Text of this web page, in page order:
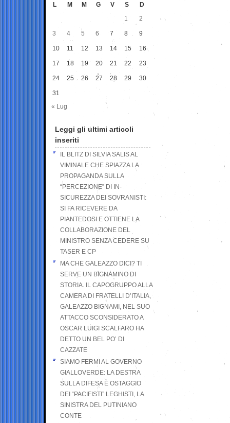
L M M G V S
D
1
2
3 4 5 6 7 8 9
10 11 12 13 14 15 16
17 18 19 20 21 22 23
24 25 26 27 28 29 30
31
« Lug
Leggi gli ultimi articoli
inseriti
IL BLITZ DI SILVIA SALIS AL
VIMINALE CHE SPIAZZA LA
PROPAGANDA SULLA
“PERCEZIONE” DI IN-
SICUREZZA DEI SOVRANISTI:
SI FA RICEVERE DA
PIANTEDOSI E OTTIENE LA
COLLABORAZIONE DEL
MINISTRO SENZA CEDERE SU
TASER E CP
MA CHE GALEAZZO DICI? TI
SERVE UN BIGNAMINO DI
STORIA. IL CAPOGRUPPO ALLA
CAMERA DI FRATELLI D’ITALIA,
GALEAZZO BIGNAMI, NEL SUO
ATTACCO SCONSIDERATO A
OSCAR LUIGI SCALFARO HA
DETTO UN BEL PO’ DI
CAZZATE
SIAMO FERMI AL GOVERNO
GIALLOVERDE: LA DESTRA
SULLA DIFESA È OSTAGGIO
DEI “PACIFISTI” LEGHISTI, LA
SINISTRA DEL PUTINIANO
CONTE